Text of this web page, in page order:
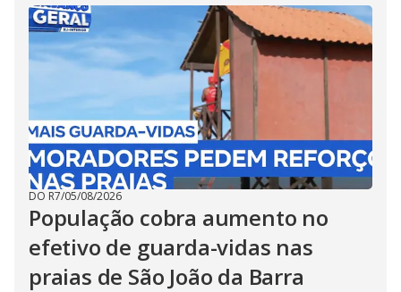
DO R7/05/08/2026
População cobra aumento no
efetivo de guarda-vidas nas
praias de São João da Barra